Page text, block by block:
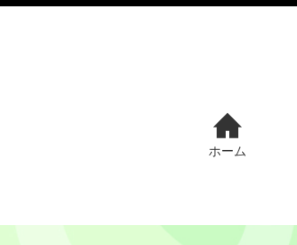
ホーム